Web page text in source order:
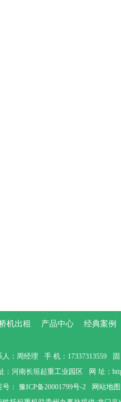
机出租 产品中心 经典案例
人：周经理 手 机：17337313559 固
：河南长垣起重工业园区 网 址：
号： 豫ICP备20001799号-2
网站地图